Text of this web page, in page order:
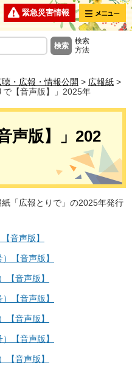
緊急災害情報 メニュー
検索
方法
聴・広報・情報公開 > 広報紙 >
で【音声版】」2025年
声版】」202
「広報とりで」の2025年発行
音声版】
【音声版】
【音声版】
【音声版】
【音声版】
【音声版】
【音声版】